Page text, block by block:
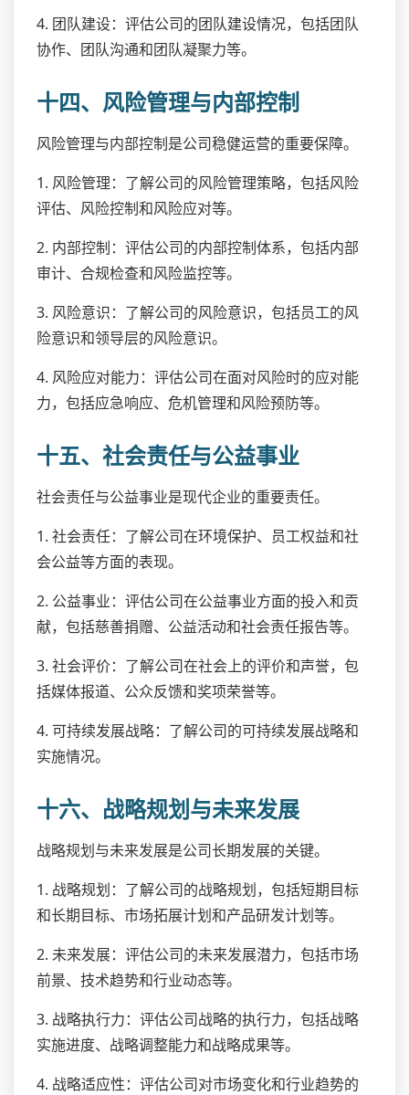
4. 团队建设：评估公司的团队建设情况，包括团队
协作、团队沟通和团队凝聚力等。
十四、风险管理与内部控制
风险管理与内部控制是公司稳健运营的重要保障。
1. 风险管理：了解公司的风险管理策略，包括风险
评估、风险控制和风险应对等。
2. 内部控制：评估公司的内部控制体系，包括内部
审计、合规检查和风险监控等。
3. 风险意识：了解公司的风险意识，包括员工的风
险意识和领导层的风险意识。
4. 风险应对能力：评估公司在面对风险时的应对能
力，包括应急响应、危机管理和风险预防等。
十五、社会责任与公益事业
社会责任与公益事业是现代企业的重要责任。
1. 社会责任：了解公司在环境保护、员工权益和社
会公益等方面的表现。
2. 公益事业：评估公司在公益事业方面的投入和贡
献，包括慈善捐赠、公益活动和社会责任报告等。
3. 社会评价：了解公司在社会上的评价和声誉，包
括媒体报道、公众反馈和奖项荣誉等。
4. 可持续发展战略：了解公司的可持续发展战略和
实施情况。
十六、战略规划与未来发展
战略规划与未来发展是公司长期发展的关键。
1. 战略规划：了解公司的战略规划，包括短期目标
和长期目标、市场拓展计划和产品研发计划等。
2. 未来发展：评估公司的未来发展潜力，包括市场
前景、技术趋势和行业动态等。
3. 战略执行力：评估公司战略的执行力，包括战略
实施进度、战略调整能力和战略成果等。
4. 战略适应性：评估公司对市场变化和行业趋势的